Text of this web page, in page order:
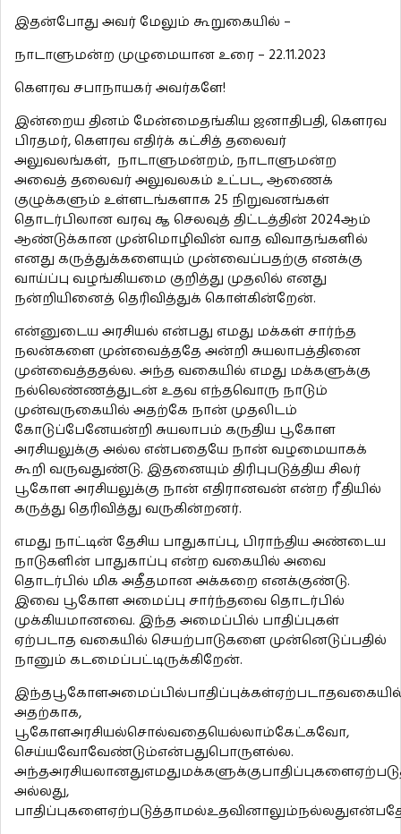
இதன்போது அவர் மேலும் கூறுகையில் –
நாடாளுமன்ற முழுமையான உரை – 22.11.2023
கௌரவ சபாநாயகர் அவர்களே!
இன்றைய தினம் மேன்மைதங்கிய ஜனாதிபதி, கௌரவ
பிரதமர், கௌரவ எதிர்க் கட்சித் தலைவர்
அலுவலங்கள், நாடாளுமன்றம், நாடாளுமன்ற
அவைத் தலைவர் அலுவலகம் உட்பட, ஆணைக்
குழுக்களும் உள்ளடங்களாக 25 நிறுவனங்கள்
தொடர்பிலான வரவு ௲ செலவுத் திட்டத்தின் 2024ஆம்
ஆண்டுக்கான முன்மொழிவின் வாத விவாதங்களில்
எனது கருத்துக்களையும் முன்வைப்பதற்கு எனக்கு
வாய்ப்பு வழங்கியமை குறித்து முதலில் எனது
நன்றியினைத் தெரிவித்துக் கொள்கின்றேன்.
என்னுடைய அரசியல் என்பது எமது மக்கள் சார்ந்த
நலன்களை முன்வைத்ததே அன்றி சுயலாபத்தினை
முன்வைத்ததல்ல. அந்த வகையில் எமது மக்களுக்கு
நல்லெண்ணத்துடன் உதவ எந்தவொரு நாடும்
முன்வருகையில் அதற்கே நான் முதலிடம்
கோடுப்பேனேயன்றி சுயலாபம் கருதிய பூகோள
அரசியலுக்கு அல்ல என்பதையே நான் வழமையாகக்
கூறி வருவதுண்டு. இதனையும் திரிபுபடுத்திய சிலர்
பூகோள அரசியலுக்கு நான் எதிரானவன் என்ற ரீதியில்
கருத்து தெரிவித்து வருகின்றனர்.
எமது நாட்டின் தேசிய பாதுகாப்பு, பிராந்திய அண்டைய
நாடுகளின் பாதுகாப்பு என்ற வகையில் அவை
தொடர்பில் மிக அதீதமான அக்கறை எனக்குண்டு.
இவை பூகோள அமைப்பு சார்ந்தவை தொடர்பில்
முக்கியமானவை. இந்த அமைப்பில் பாதிப்புகள்
ஏற்படாத வகையில் செயற்பாடுகளை முன்னெடுப்பதில்
நானும் கடமைப்பட்டிருக்கிறேன்.
அதற்காக,
பூகோளஅரசியல்சொல்வதையெல்லாம்கேட்கவோ,
செய்யவோவேண்டும்என்பதுபொருளல்ல.
அல்லது,